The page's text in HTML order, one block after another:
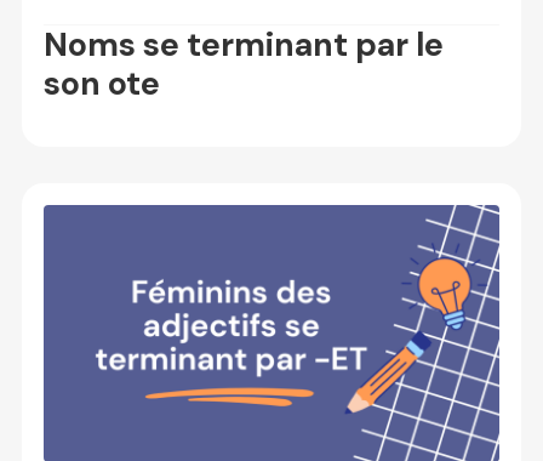
Noms se terminant par le
son ote